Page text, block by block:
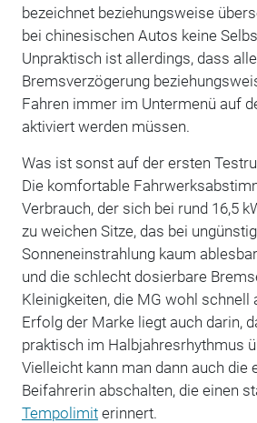
bezeichnet beziehungsweise
bei chinesischen Autos keine
Unpraktisch ist allerdings, dass
Bremsverzögerung
Fahren immer im Untermenü auf
aktiviert werden müssen.
Was ist sonst auf der ersten
Die komfortable
Verbrauch, der sich bei rund 16,5
zu weichen Sitze, das bei
Sonneneinstrahlung kaum
und die schlecht dosierbare
Kleinigkeiten, die MG wohl schnell
Erfolg der Marke liegt auch darin,
praktisch im Halbjahresrhythmus
Vielleicht kann man dann auch die
Beifahrerin abschalten, die einen
Tempolimiterinnert.